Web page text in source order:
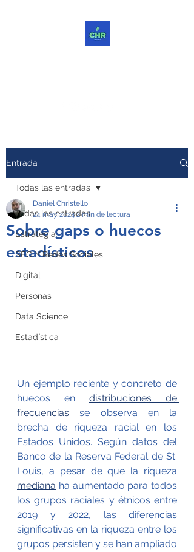
Entrada
Todas las entradas
Estrategia
SEO Y Redes Sociales
Digital
Personas
Data Science
Estadística
Todas las entradas
Sobre gaps o huecos
estadísticos
Daniel Christello
24 may 20242 min de lectura
Un ejemplo reciente y concreto de
huecos en distribuciones de
frecuencias se observa en la
brecha de riqueza racial en los
Estados Unidos. Según datos del
Banco de la Reserva Federal de St.
mediana ha aumentado para todos
los grupos raciales y étnicos entre
2019 y 2022, las diferencias
significativas en la riqueza entre los
grupos persisten y se han ampliado